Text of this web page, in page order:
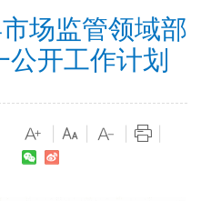
场监管领域部
开工作计划